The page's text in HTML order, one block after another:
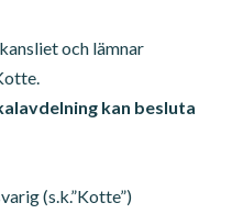
och lämnar
kan besluta
(s.k.”Kotte”)